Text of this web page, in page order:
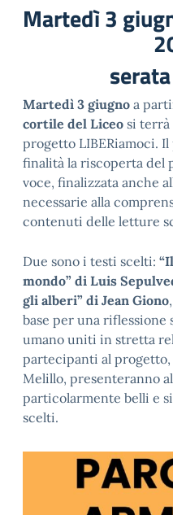
Martedì 3
Martedì 3 giugno a
cortile del Liceo si terrà
progetto LIBERiamoci.
finalità la riscoperta del
voce, finalizzata anche
necessarie alla
contenuti delle letture
Due sono i testi scelti:
mondo” di Luis
gli alberi” di Jean Giono
base per una riflessione
umano uniti in stretta
partecipanti al progetto,
Melillo, presenteranno
particolarmente belli e
scelti.